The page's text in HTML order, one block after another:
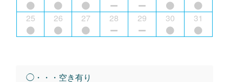
25 26 27 28 29 30 31
◯・・・空き有り